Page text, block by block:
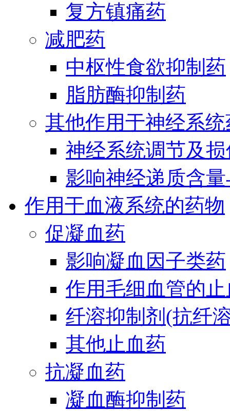
复方镇痛药
减肥药
中枢性食欲抑制药
脂肪酶抑制药
其他作用于神经系统
神经系统调节及
影响神经递质含
作用于血液系统的药物
促凝血药
影响凝血因子类药
作用毛细血管的
纤溶抑制剂(抗纤
其他止血药
抗凝血药
凝血酶抑制药